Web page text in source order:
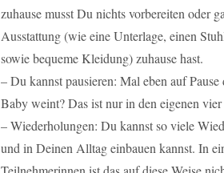
zuhause musst Du nichts vorbereiten oder
Ausstattung (wie eine Unterlage, einen
sowie bequeme Kleidung) zuhause hast.
– Du kannst pausieren: Mal eben auf
Baby weint? Das ist nur in den eigenen
– Wiederholungen: Du kannst so viele
und in Deinen Alltag einbauen kannst. In